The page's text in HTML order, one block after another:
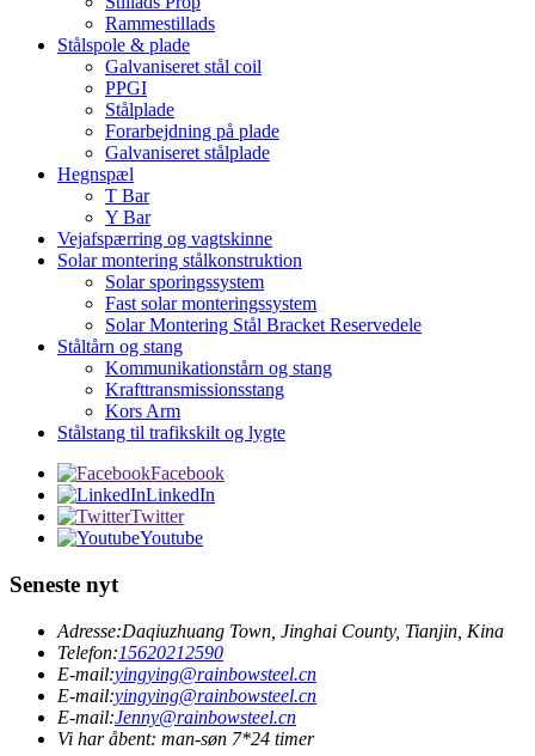
Rammestillads
Stålspole & plade
Galvaniseret stål coil
PPGI
Stålplade
Forarbejdning på plade
Galvaniseret stålplade
Hegnspæl
T Bar
Y Bar
Vejafspærring og vagtskinne
Solar montering stålkonstruktion
Solar sporingssystem
Fast solar monteringssystem
Solar Montering Stål Bracket Reservedele
Ståltårn og stang
Kommunikationstårn og stang
Krafttransmissionsstang
Kors Arm
Stålstang til trafikskilt og lygte
Facebook
LinkedIn
Twitter
Youtube
Seneste nyt
Adresse:Daqiuzhuang Town, Jinghai County, Tianjin, Kina
Telefon:15620212590
E-mail:yingying@rainbowsteel.cn
E-mail:yingying@rainbowsteel.cn
E-mail:Jenny@rainbowsteel.cn
Vi har åbent: man-søn 7*24 timer